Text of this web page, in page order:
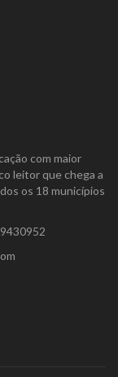
com maior
leitor que chega a
os 18 municípios